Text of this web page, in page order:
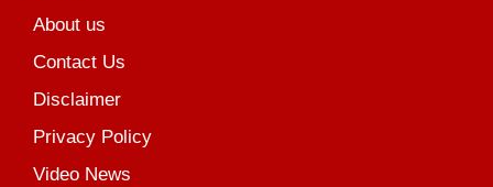
About us
Contact Us
Disclaimer
Privacy Policy
Video News